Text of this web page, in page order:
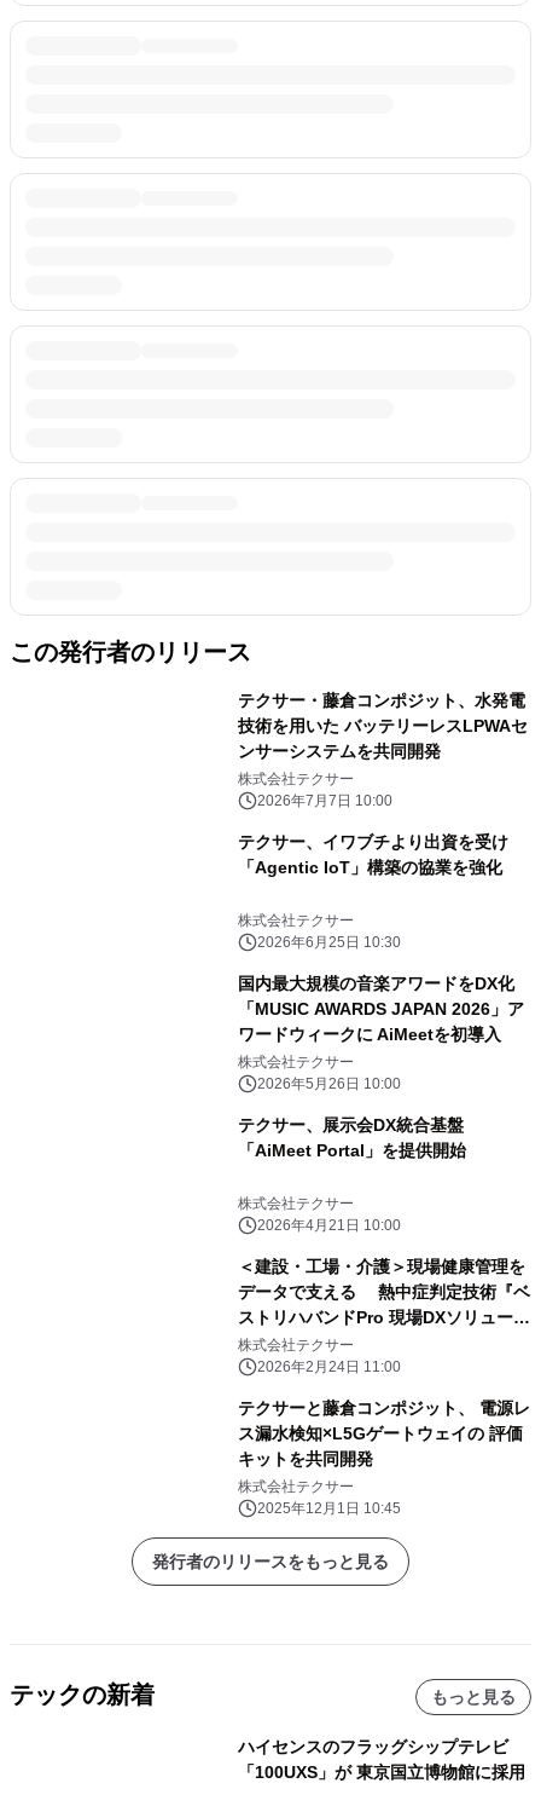
この発行者のリリース
テクサー・藤倉コンポジット、水発電
技術を用いた バッテリーレスLPWAセ
ンサーシステムを共同開発
株式会社テクサー
2026年7月7日 10:00
テクサー、イワブチより出資を受け
「Agentic IoT」構築の協業を強化
株式会社テクサー
2026年6月25日 10:30
国内最大規模の音楽アワードをDX化
「MUSIC AWARDS JAPAN 2026」ア
ワードウィークに AiMeetを初導入
株式会社テクサー
2026年5月26日 10:00
テクサー、展示会DX統合基盤
「AiMeet Portal」を提供開始
株式会社テクサー
2026年4月21日 10:00
＜建設・工場・介護＞現場健康管理を
データで支える 熱中症判定技術『ベ
ストリハバンドPro 現場DXソリューシ
ョン』を 共同開発・提供開始
株式会社テクサー
2026年2月24日 11:00
テクサーと藤倉コンポジット、 電源レ
ス漏水検知×L5Gゲートウェイの 評価
キットを共同開発
株式会社テクサー
2025年12月1日 10:45
発行者のリリースをもっと見る
テックの新着 もっと見る
ハイセンスのフラッグシップテレビ
「100UXS」が 東京国立博物館に採用